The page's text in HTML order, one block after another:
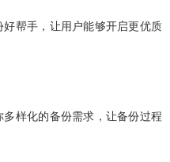
帮手，让用户能够开启更优质
样化的备份需求，让备份过程